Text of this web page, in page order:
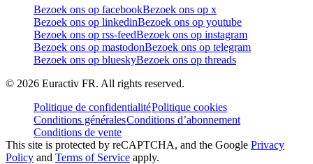
Bezoek ons op facebookBezoek ons op x
Bezoek ons op linkedinBezoek ons op youtube
Bezoek ons op rss-feedBezoek ons op instagram
Bezoek ons op mastodonBezoek ons op telegram
Bezoek ons op blueskyBezoek ons op threads
© 2026 Euractiv FR. All rights reserved.
Politique de confidentialitéPolitique cookies
Conditions généralesConditions d’abonnement
Conditions de vente
This site is protected by reCAPTCHA, and the Google Privacy
Policy and Terms of Service apply.